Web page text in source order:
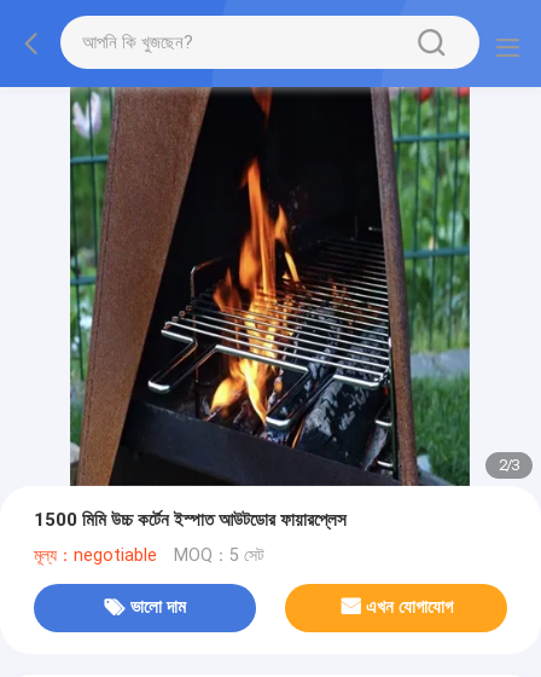
2/3
1500 মিমি উচ্চ কর্টেন ইস্পাত আউটডোর ফায়ারপ্লেস
মূল্য：negotiable MOQ：5 সেট
ভালো দাম এখন যোগাযোগ